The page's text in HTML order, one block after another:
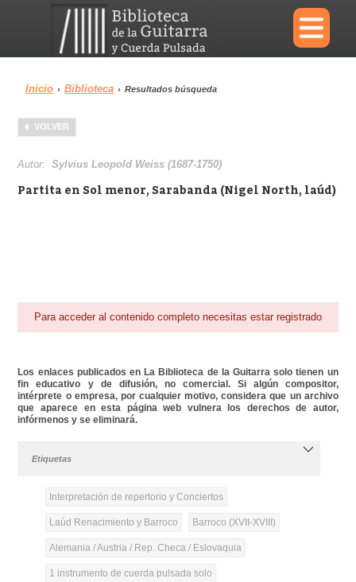
×
Menu
Biblioteca
Inicio › Biblioteca › Resultados búsqueda
VOLVER
Autor:Sylvius Leopold Weiss (1687-1750)
Partita en Sol menor, Sarabanda (Nigel North, laúd)
Para acceder al contenido completo necesitas estar registrado
Los enlaces publicados en La Biblioteca de la Guitarra solo tienen un
fin educativo y de difusión, no comercial. Si algún compositor,
intérprete o empresa, por cualquier motivo, considera que un archivo
que aparece en esta página web vulnera los derechos de autor,
infórmenos y se eliminará.
Etiquetas
Interpretación de repertorio y Conciertos
Laúd Renacimiento y Barroco Barroco (XVII-XVIII)
Alemania / Austria / Rep. Checa / Eslovaquia
1 instrumento de cuerda pulsada solo